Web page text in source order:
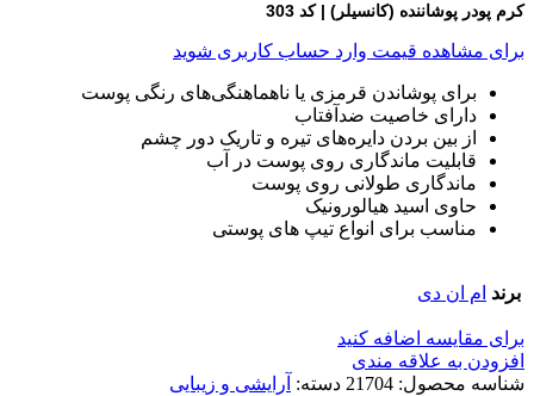
کرم پودر پوشاننده (کانسیلر) | کد 303
برای مشاهده قیمت وارد حساب کاربری شوید
برای پوشاندن قرمزی یا ناهماهنگی‌های رنگی پوست
دارای خاصیت ضدآفتاب
از بین بردن دایره‌های تیره و تاریک دور چشم
قابلیت ماندگاری روی پوست در آب
ماندگاری طولانی روی پوست
حاوی اسید هیالورونیک
مناسب برای انواع تیپ‌ های پوستی
برند ام ان دی
برای مقایسه اضافه کنید
افزودن به علاقه مندی
شناسه محصول: 21704 دسته: آرایشی و زیبایی